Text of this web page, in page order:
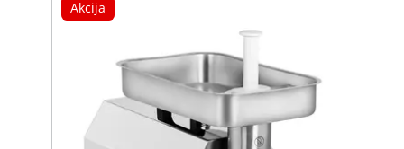
Akcija